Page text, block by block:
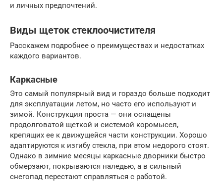
и личных предпочтений.
Виды щеток стеклоочистителя
Расскажем подробнее о преимуществах и недостатках
каждого вариантов.
Каркасные
Это самый популярный вид и гораздо больше подходит
для эксплуатации летом, но часто его используют и
зимой. Конструкция проста — они оснащены
продолговатой щеткой и системой коромысел,
крепящих ее к движущейся части конструкции. Хорошо
адаптируются к изгибу стекла, при этом недорого стоят.
Однако в зимние месяцы каркасные дворники быстро
обмерзают, покрываются наледью, а в сильный
снегопад перестают справляться с работой.